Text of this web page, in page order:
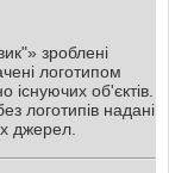
зроблені
логотипом
об'єктів.
логотипів надані
джерел.